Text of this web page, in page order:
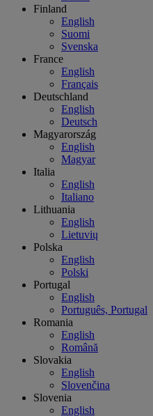
Finland
English
Suomi
Svenska
France
English
Français
Deutschland
English
Deutsch
Magyarország
English
Magyar
Italia
English
Italiano
Lithuania
English
Lietuvių
Polska
English
Polski
Portugal
English
Português, Portugal
Romania
English
Română
Slovakia
English
Slovenčina
Slovenia
English